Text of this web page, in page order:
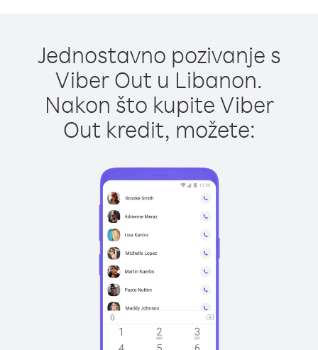
Jednostavno pozivanje s
Viber Out u Libanon.
Nakon što kupite Viber
Out kredit, možete: